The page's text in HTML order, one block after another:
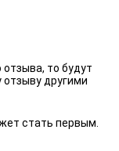
то будут
другими
стать первым.